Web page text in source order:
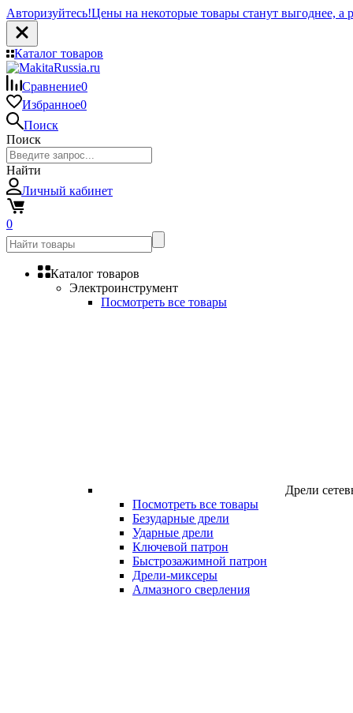
Авторизуйтесь!Цены на некоторые товары станут выгоднее, а
Каталог товаров
Сравнение0
Избранное0
Поиск
Поиск
Найти
Личный кабинет
0
Каталог товаров
Электроинструмент
Посмотреть все товары
Дрели
Посмотреть все товары
Безударные дрели
Ударные дрели
Ключевой патрон
Быстрозажимной патрон
Дрели-миксеры
Алмазного сверления